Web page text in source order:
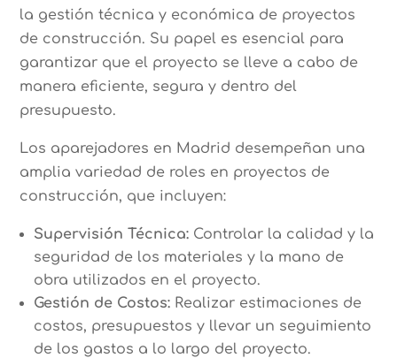
la gestión técnica y económica de proyectos
de construcción. Su papel es esencial para
garantizar que el proyecto se lleve a cabo de
manera eficiente, segura y dentro del
presupuesto.
Los aparejadores en Madrid desempeñan una
amplia variedad de roles en proyectos de
construcción, que incluyen:
Supervisión Técnica: Controlar la calidad y la
seguridad de los materiales y la mano de
obra utilizados en el proyecto.
Gestión de Costos: Realizar estimaciones de
costos, presupuestos y llevar un seguimiento
de los gastos a lo largo del proyecto.